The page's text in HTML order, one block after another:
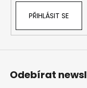
PŘIHLÁSIT SE
Odebírat